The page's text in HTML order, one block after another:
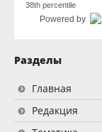
38th percentile
Powered by
Разделы
Главная
Редакция